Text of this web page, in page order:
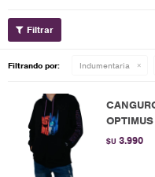
Filtrando por: Indumentaria
$U 3.990